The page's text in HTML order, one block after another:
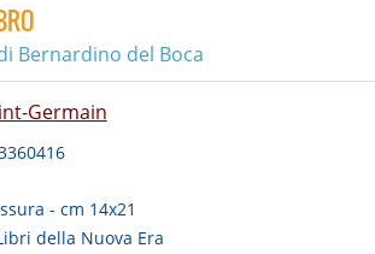
Bernardino del Boca
Germain
- cm 14x21
della Nuova Era